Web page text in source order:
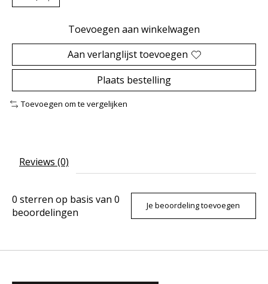
Toevoegen aan winkelwagen
Aan verlanglijst toevoegen
Plaats bestelling
Toevoegen om te vergelijken
Reviews (0)
0 sterren op basis van 0
beoordelingen
Je beoordeling toevoegen